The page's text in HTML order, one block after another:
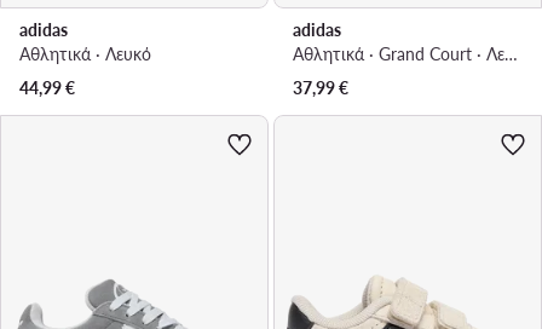
adidas
Αθλητικά · Λευκό
44,99€
adidas
Αθλητικά · Grand Court · Λευκό
37,99€